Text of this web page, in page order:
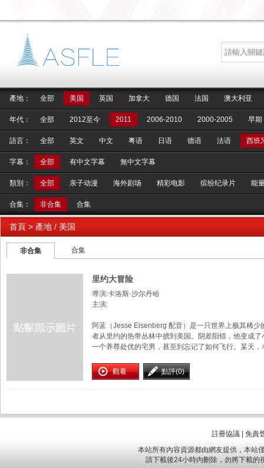
產地： 全部 美国 英国 加拿大 德国 法国 澳大利亚
年代： 全部 2012至今 2011 2006-2010 2000-2005 早期
語言： 全部 英文 中文 粤语 日语 德语 法语 西班
字幕： 全部 有中文字幕 無中文字幕
類別： 全部 亲子动漫 海外剧场 精彩电影 缤纷纪录片 能
合集： 非合集 合集
首頁 > 產地 / 美国
非合集 合集
里约大冒险
導演:卡洛斯·沙尔丹哈
主演:
阿蓝（Jesse Eisenberg 配音）是一只世界上极其稀
者从里约的热带丛林中掳到美国。阴差阳错，他变成
一个养尊处优的宅男，甚至到忘记了如何飞行。某天，
觀看 點評(0)
註冊協議
免責
本站所有內容資源都由網友提供，本站
請下載後24小時內刪除，勿將下載的